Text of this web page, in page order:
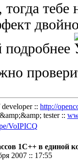
тогда
подробнее
:: http://
tester ::
VoIPICQ
1С++ в единой
2007 :: 17:55